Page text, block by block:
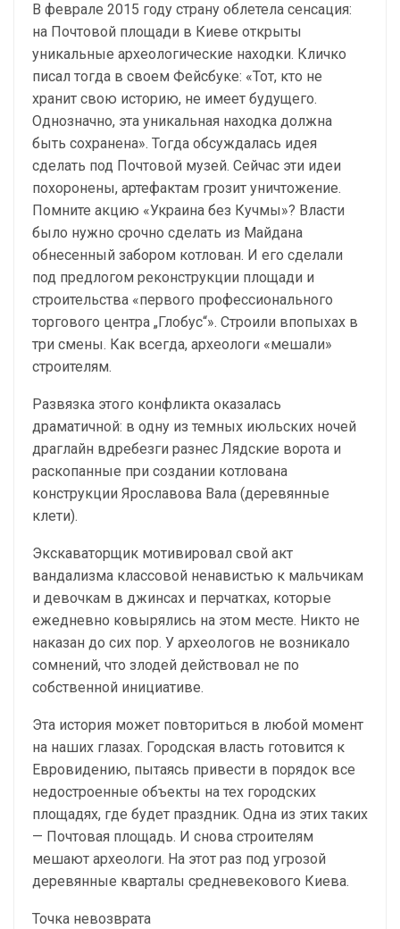
В феврале 2015 году страну облетела сенсация:
на Почтовой площади в Киеве открыты
уникальные археологические находки. Кличко
писал тогда в своем Фейсбуке: «Тот, кто не
хранит свою историю, не имеет будущего.
Однозначно, эта уникальная находка должна
быть сохранена». Тогда обсуждалась идея
сделать под Почтовой музей. Сейчас эти идеи
похоронены, артефактам грозит уничтожение.
Помните акцию «Украина без Кучмы»? Власти
было нужно срочно сделать из Майдана
обнесенный забором котлован. И его сделали
под предлогом реконструкции площади и
строительства «первого профессионального
торгового центра „Глобус“». Строили впопыхах в
три смены. Как всегда, археологи «мешали»
строителям.
Развязка этого конфликта оказалась
драматичной: в одну из темных июльских ночей
драглайн вдребезги разнес Лядские ворота и
раскопанные при создании котлована
конструкции Ярославова Вала (деревянные
клети).
Экскаваторщик мотивировал свой акт
вандализма классовой ненавистью к мальчикам
и девочкам в джинсах и перчатках, которые
ежедневно ковырялись на этом месте. Никто не
наказан до сих пор. У археологов не возникало
сомнений, что злодей действовал не по
собственной инициативе.
Эта история может повториться в любой момент
на наших глазах. Городская власть готовится к
Евровидению, пытаясь привести в порядок все
недостроенные объекты на тех городских
площадях, где будет праздник. Одна из этих таких
— Почтовая площадь. И снова строителям
мешают археологи. На этот раз под угрозой
деревянные кварталы средневекового Киева.
Точка невозврата